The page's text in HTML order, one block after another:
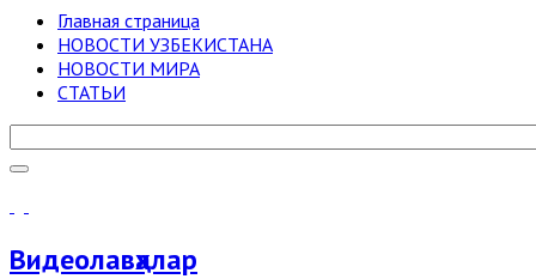
Главная страница
НОВОСТИ УЗБЕКИСТАНА
НОВОСТИ МИРА
СТАТЬИ
Видеолавҳалар